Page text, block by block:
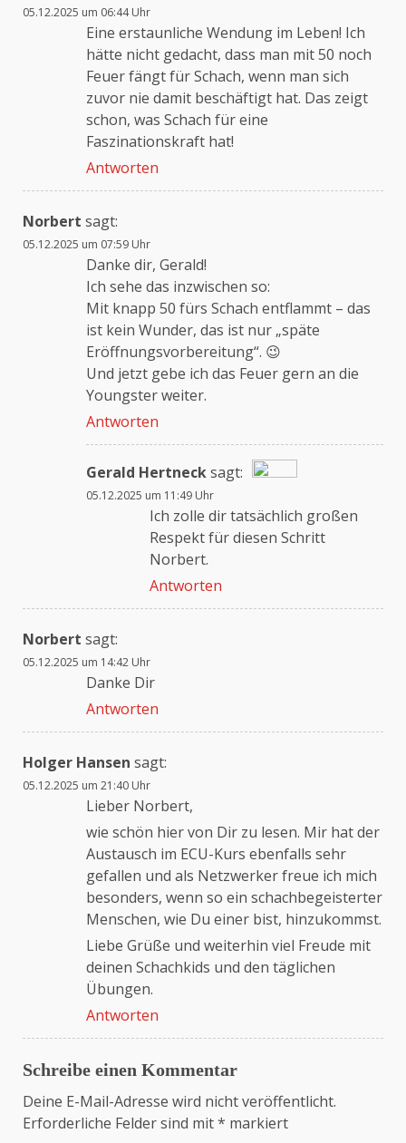
Das „Echte-Person“-Abzeichen!
Anti-Spam von CleanTalk
05.12.2025 um 06:44 Uhr
Eine erstaunliche Wendung im Leben! Ich
hätte nicht gedacht, dass man mit 50 noch
Feuer fängt für Schach, wenn man sich
zuvor nie damit beschäftigt hat. Das zeigt
schon, was Schach für eine
Faszinationskraft hat!
Antworten
Norbert sagt:
05.12.2025 um 07:59 Uhr
Danke dir, Gerald!
Ich sehe das inzwischen so:
Mit knapp 50 fürs Schach entflammt – das
ist kein Wunder, das ist nur „späte
Eröffnungsvorbereitung“. 😉
Und jetzt gebe ich das Feuer gern an die
Youngster weiter.
Antworten
Gerald Hertnecksagt:
Das „Echte-Person“-Abzeichen!
Anti-Spam von CleanTalk
05.12.2025 um 11:49 Uhr
Ich zolle dir tatsächlich großen
Respekt für diesen Schritt
Norbert.
Antworten
Norbert sagt:
05.12.2025 um 14:42 Uhr
Danke Dir
Antworten
Holger Hansen sagt:
05.12.2025 um 21:40 Uhr
Lieber Norbert,
wie schön hier von Dir zu lesen. Mir hat der
Austausch im ECU-Kurs ebenfalls sehr
gefallen und als Netzwerker freue ich mich
besonders, wenn so ein schachbegeisterter
Menschen, wie Du einer bist, hinzukommst.
Liebe Grüße und weiterhin viel Freude mit
deinen Schachkids und den täglichen
Übungen.
Antworten
Schreibe einen Kommentar
Deine E-Mail-Adresse wird nicht veröffentlicht.
Erforderliche Felder sind mit* markiert